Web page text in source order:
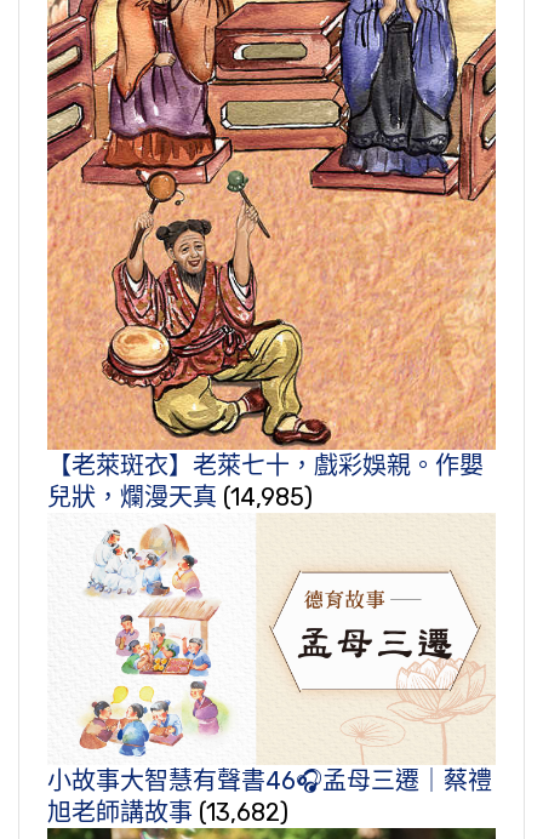
【老萊斑衣】老萊七十，戲彩娛親。作嬰
兒狀，爛漫天真 (14,985)
小故事大智慧有聲書46🎧孟母三遷｜蔡禮
旭老師講故事 (13,682)